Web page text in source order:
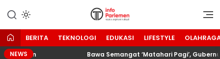
konten
Info Parlemen
Suara Aspirasi Rakyat
BERITA TEKNOLOGI EDUKASI LIFESTYLE
NEWS Bawa Semangat ‘Matahari Pagi’, Gubernur